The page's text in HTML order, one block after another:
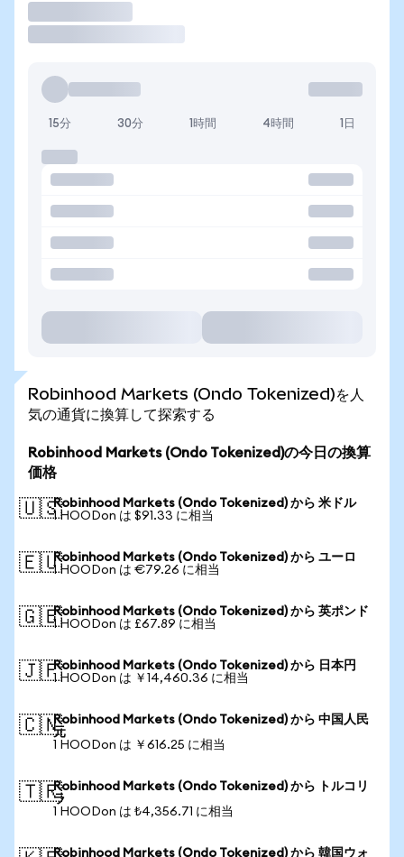
15分 30分 1時間 4時間 1日
Robinhood Markets (Ondo Tokenized)を人
気の通貨に換算して探索する
Robinhood Markets (Ondo Tokenized)の今日の換算
価格
🇺🇸Robinhood Markets (Ondo Tokenized) から 米ドル
1 HOODon は $91.33 に相当
🇪🇺Robinhood Markets (Ondo Tokenized) から ユーロ
1 HOODon は €79.26 に相当
🇬🇧Robinhood Markets (Ondo Tokenized) から 英ポンド
1 HOODon は £67.89 に相当
🇯🇵Robinhood Markets (Ondo Tokenized) から 日本円
1 HOODon は ￥14,460.36 に相当
🇨🇳Robinhood Markets (Ondo Tokenized) から 中国人民
元
1 HOODon は ￥616.25 に相当
🇹🇷Robinhood Markets (Ondo Tokenized) から トルコリ
ラ
1 HOODon は ₺4,356.71 に相当
Robinhood Markets (Ondo Tokenized) から 韓国ウォ